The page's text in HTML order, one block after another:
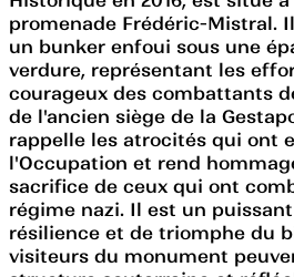
promenade Frédéric-Mistral.
un bunker enfoui sous une
verdure, représentant les
courageux des combattants
de l'ancien siège de la
rappelle les atrocités qui ont
l'Occupation et rend
sacrifice de ceux qui ont
régime nazi. Il est un
résilience et de triomphe du
visiteurs du monument